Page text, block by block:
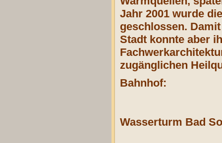
Jahr 2001 wurde
geschlossen.
Stadt konnte aber
zugänglichen
Bahnhof:
Wasserturm Bad